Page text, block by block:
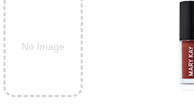
No Image